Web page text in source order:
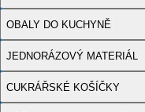
OBALY DO KUCHYNĚ
JEDNORÁZOVÝ MATERIÁL
CUKRÁŘSKÉ KOŠÍČKY